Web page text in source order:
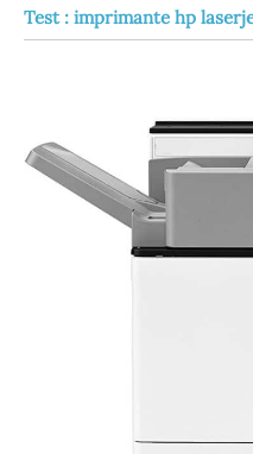
Test : imprimante hp